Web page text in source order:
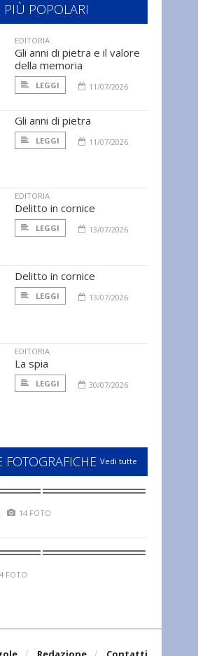
PIÙ POPOLARI
EDITORIA
Gli anni di pietra e il valore
della memoria
LEGGI 11/07/2026
Gli anni di pietra
LEGGI 11/07/2026
EDITORIA
Delitto in cornice
LEGGI 13/07/2026
Delitto in cornice
LEGGI 13/07/2026
EDITORIA
La spia
LEGGI 30/07/2026
FOTOGRAFICHE Vedi tutte
14 FOTO
4 FOTO